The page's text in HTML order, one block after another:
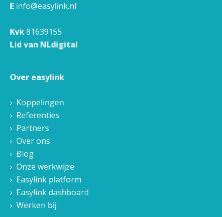
E info@easylink.nl
Kvk81639155
Lid van NLdigital
Over easylink
Koppelingen
Referenties
Partners
Over ons
Blog
Onze werkwijze
Easylink platform
Easylink dashboard
Werken bij